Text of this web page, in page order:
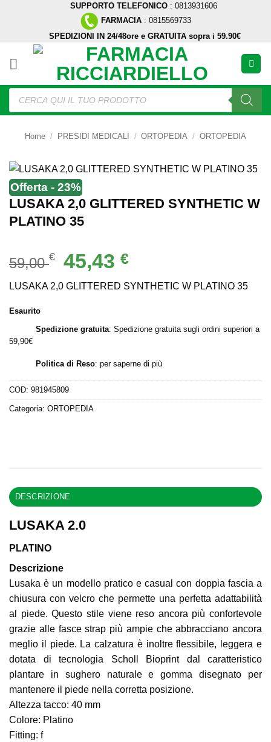
SUPPORTO TELEFONICO : 0813931606
FARMACIA : 0815569733
SPEDIZIONI IN 24/48ore e GRATUITA sopra i 59.90€
Ricerca
prodotti
Home / PRESIDI MEDICALI / ORTOPEDIA / ORTOPEDIA
Offerta - 23%
LUSAKA 2,0 GLITTERED SYNTHETIC W
PLATINO 35
59,00€
Il
prezzo
originale
45,43€Il
attuale
LUSAKA 2,0 GLITTERED SYNTHETIC W PLATINO 35
Esaurito
Spedizione gratuita: Spedizione gratuita sugli ordini superiori a
59,90€
Politica di Reso: per saperne di più
COD: 981945809
Categoria: ORTOPEDIA
DESCRIZIONE
LUSAKA 2.0
PLATINO
Descrizione
Lusaka è un modello pratico e casual con doppia fascia a
chiusura con velcro che permette una perfetta adattabilità
al piede. Questo stile viene reso ancora più confortevole
grazie alle fasce strap più ampie che abbracciano ancora
meglio il piede. La calzatura è inoltre flessibile, leggera e
dotata di tecnologia Scholl Bioprint dal caratteristico
plantare in sughero naturale e gomma disegnato per
mantenere il piede nella corretta posizione.
Altezza tacco: 40 mm
Colore: Platino
Fitting: f